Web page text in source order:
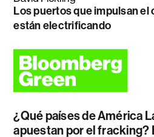
Los puertos que impulsan el
están electrificando
¿Qué países de América
apuestan por el fracking?